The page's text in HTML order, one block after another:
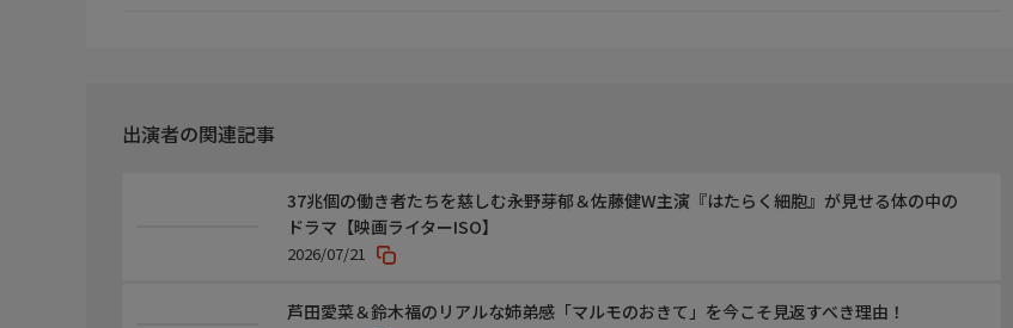
する護を尾行して・・・?
音楽:澤野弘之、山田豊
主題歌:薫と友樹、たまにムック。「マル・マル・モリ・モリ！」（ユニバーサルミュージック合同会社)
挿入歌:谷村詩織「きみのとなりで」(dao)
出演者の関連記事
37兆個の働き者たちを慈しむ――永野芽郁＆佐藤健W主演『はたらく細胞』が見せる体の中の
ドラマ【映画ライターISO】
2026/07/21
芦田愛菜＆鈴木福のリアルな姉弟感「マルモのおきて」を今こそ見返すべき理由！